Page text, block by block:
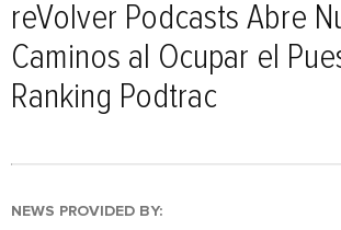
reVolver Podcasts Abre
Caminos al Ocupar el
Ranking Podtrac
NEWS PROVIDED BY: